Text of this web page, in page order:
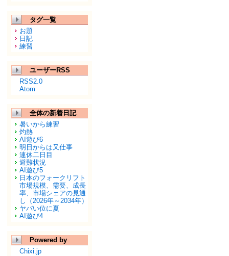
タグ一覧
お題
日記
練習
ユーザーRSS
RSS2.0
Atom
全体の新着日記
暑いから練習
灼熱
AI遊び6
明日からは又仕事
連休二日目
避難状況
AI遊び5
日本のフォークリフト
市場規模、需要、成長
率、市場シェアの見通
し（2026年～2034年）
ヤバい位に夏
AI遊び4
Powered by
Chixi.jp